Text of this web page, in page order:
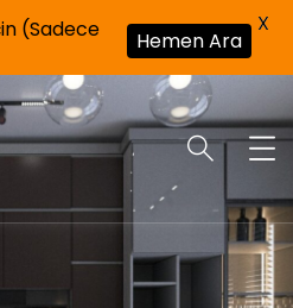
(Sadece
Hemen Ara
X